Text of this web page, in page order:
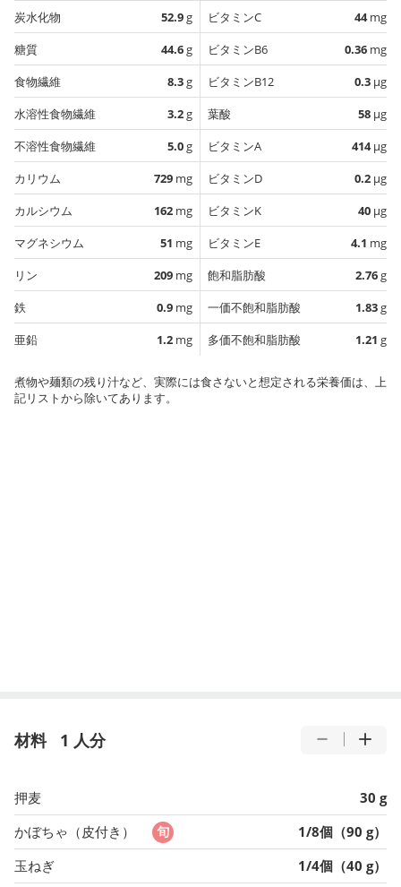
炭水化物
52.9g
糖質
44.6g
食物繊維
8.3g
水溶性食物繊維
3.2g
不溶性食物繊維
5.0g
カリウム
729 mg
カルシウム
162 mg
マグネシウム
51 mg
リン
209 mg
鉄
0.9 mg
亜鉛
1.2 mg
ビタミンC
44mg
ビタミンB6
0.36 mg
ビタミンB12
0.3 µg
葉酸
58 µg
ビタミンA
414µg
ビタミンD
0.2 µg
ビタミンK
40 µg
ビタミンE
4.1 mg
飽和脂肪酸
2.76g
一価不飽和脂肪酸
1.83g
多価不飽和脂肪酸
1.21 g
煮物や麺類の残り汁など、実際には食さないと想定される栄養価は、上
記リストから除いてあります。
材料 1 人分
押麦
30 g
かぼちゃ（皮付き）
1/8個（90 g）
玉ねぎ
1/4個（40 g）